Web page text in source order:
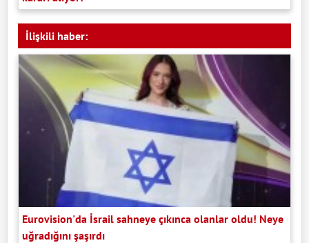
İlişkili haber:
Eurovision'da İsrail sahneye çıkınca olanlar oldu! Neye
uğradığını şaşırdı